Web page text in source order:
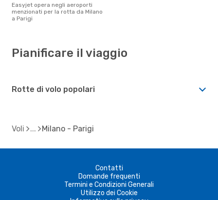
Easyjet opera negli aeroporti
menzionati per la rotta da Milano
a Parigi
Pianificare il viaggio
Rotte di volo popolari
Voli Milano - Parigi
Contatti
Domande frequenti
Termini e Condizioni Generali
Utilizzo dei Cookie